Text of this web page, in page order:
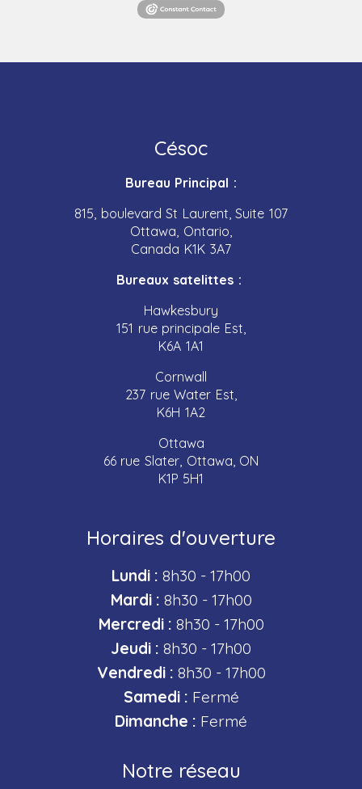
Césoc
Bureau Principal :
815, boulevard St Laurent, Suite 107
Ottawa, Ontario,
Canada K1K 3A7
Bureaux satelittes :
Hawkesbury
151 rue principale Est,
K6A 1A1
Cornwall
237 rue Water Est,
K6H 1A2
Ottawa
66 rue Slater, Ottawa, ON
K1P 5H1
Horaires d'ouverture
Lundi : 8h30 - 17h00
Mardi : 8h30 - 17h00
Mercredi : 8h30 - 17h00
Jeudi : 8h30 - 17h00
Vendredi : 8h30 - 17h00
Samedi : Fermé
Dimanche : Fermé
Notre réseau